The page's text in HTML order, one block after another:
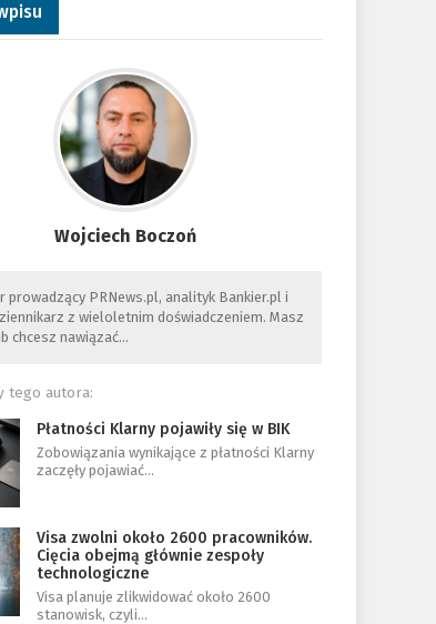
Wojciech Boczoń
prowadzący PRNews.pl, analityk Bankier.pl i
z wieloletnim doświadczeniem. Masz
chcesz nawiązać…
tego autora:
Płatności Klarny pojawiły się w BIK
Zobowiązania wynikające z płatności Klarny
zaczęły pojawiać…
Visa zwolni około 2600 pracowników.
Cięcia obejmą głównie zespoły
technologiczne
Visa planuje zlikwidować około 2600
stanowisk, czyli…